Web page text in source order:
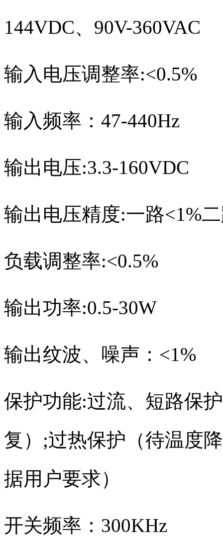
144VDC、90V-360VAC
输入电压调整率:<0.5%
输入频率：47-440Hz
输出电压:3.3-160VDC
输出电压精度:一路<1%
负载调整率:<0.5%
输出功率:0.5-30W
输出纹波、噪声：<1%
保护功能:过流、短路保
复）;过热保护（待温度
据用户要求）
开关频率：300KHz